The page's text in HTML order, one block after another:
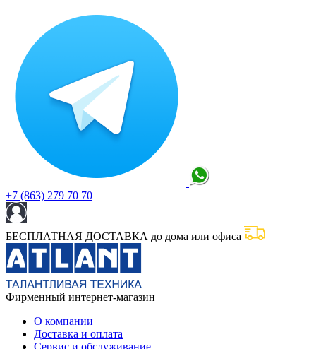
+7 (863) 279 70 70
БЕСПЛАТНАЯ ДОСТАВКА до дома или офиса
Фирменный интернет-магазин
О компании
Доставка и оплата
Сервис и обслуживание